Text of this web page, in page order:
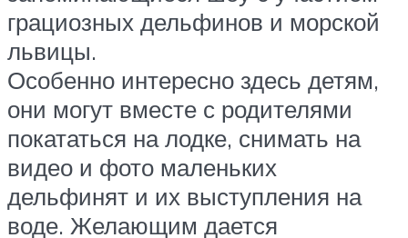
грациозных дельфинов и морской
львицы.
Особенно интересно здесь детям,
они могут вместе с родителями
покататься на лодке, снимать на
видео и фото маленьких
дельфинят и их выступления на
воде. Желающим дается